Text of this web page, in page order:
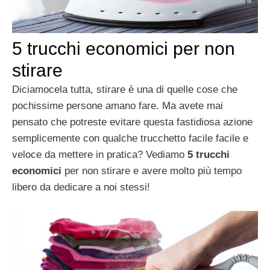
5 trucchi economici per non
stirare
Diciamocela tutta, stirare è una di quelle cose che
pochissime persone amano fare. Ma avete mai
pensato che potreste evitare questa fastidiosa azione
semplicemente con qualche trucchetto facile facile e
veloce da mettere in pratica? Vediamo 5 trucchi
economici per non stirare e avere molto più tempo
libero da dedicare a noi stessi!